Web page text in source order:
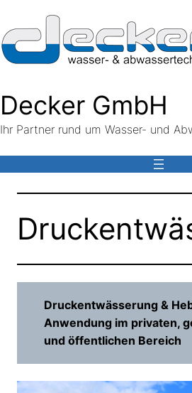
Decker GmbH
Ihr Partner rund um Wasser- und
Druckentwässerung &
Anwendung im privaten,
und öffentlichen Bereich